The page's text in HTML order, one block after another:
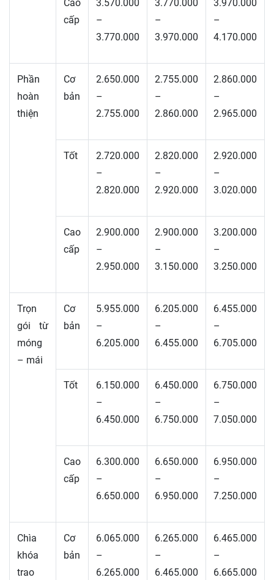
Cao
cấp
3.570.000
–
3.770.000
3.770.000
–
3.970.000
3.970.000
–
4.170.000
Phần
hoàn
thiện
Cơ
bản
2.650.000
–
2.755.000
2.755.000
–
2.860.000
2.860.000
–
2.965.000
Tốt
2.720.000
–
2.820.000
2.820.000
–
2.920.000
2.920.000
–
3.020.000
Cao
cấp
2.900.000
–
2.950.000
2.900.000
–
3.150.000
3.200.000
–
3.250.000
Trọn
gói từ
móng
– mái
Cơ
bản
5.955.000
–
6.205.000
6.205.000
–
6.455.000
6.455.000
–
6.705.000
Tốt
6.150.000
–
6.450.000
6.450.000
–
6.750.000
6.750.000
–
7.050.000
Cao
cấp
6.300.000
–
6.650.000
6.650.000
–
6.950.000
6.950.000
–
7.250.000
Chìa
khóa
trao
Cơ
bản
6.065.000
–
6.265.000
6.265.000
–
6.465.000
6.465.000
–
6.665.000